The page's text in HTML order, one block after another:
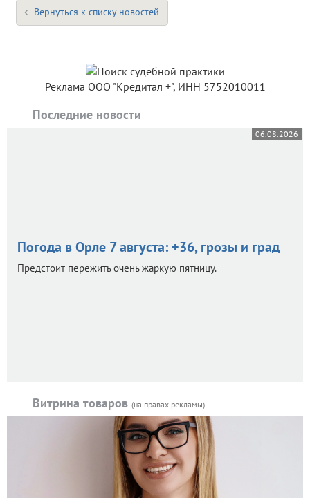
Вернуться к списку новостей
Реклама ООО "Кредитал +", ИНН 5752010011
Последние новости
06.08.2026
Погода в Орле 7 августа: +36, грозы и град
Предстоит пережить очень жаркую пятницу.
Витрина товаров (на правах рекламы)